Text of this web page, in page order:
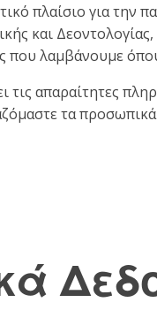
πλαίσιο για την
και Δεοντολογίας,
που λαμβάνουμε
απαραίτητες
τα